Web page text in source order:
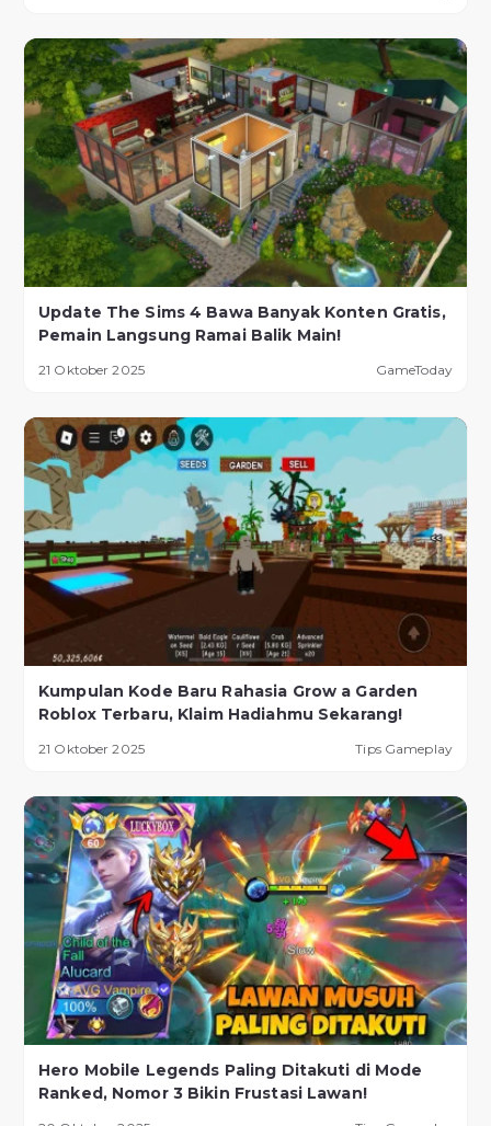
Update The Sims 4 Bawa Banyak Konten Gratis,
Pemain Langsung Ramai Balik Main!
21 Oktober 2025 GameToday
Kumpulan Kode Baru Rahasia Grow a Garden
Roblox Terbaru, Klaim Hadiahmu Sekarang!
21 Oktober 2025 Tips Gameplay
Hero Mobile Legends Paling Ditakuti di Mode
Ranked, Nomor 3 Bikin Frustasi Lawan!